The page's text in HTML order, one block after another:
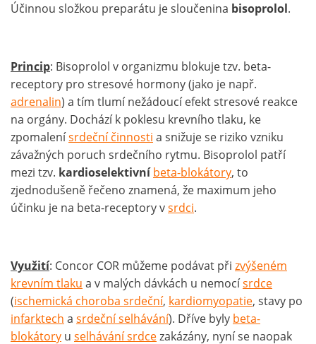
Účinnou složkou preparátu je sloučenina bisoprolol.
Princip: Bisoprolol v organizmu blokuje tzv. beta-
receptory pro stresové hormony (jako je např.
adrenalin) a tím tlumí nežádoucí efekt stresové reakce
na orgány. Dochází k poklesu krevního tlaku, ke
zpomalenísrdeční činnosti a snižuje se riziko vzniku
závažných poruch srdečního rytmu. Bisoprolol patří
mezi tzv. kardioselektivní beta-blokátory, to
zjednodušeně řečeno znamená, že maximum jeho
účinku je na beta-receptory vsrdci.
Využití: Concor COR můžeme podávat při zvýšeném
krevním tlaku a v malých dávkách u nemocísrdce
(ischemická choroba srdeční, kardiomyopatie, stavy po
infarktech a srdeční selhávání). Dříve byly beta-
blokátory u selhávání srdcezakázány, nyní se naopak